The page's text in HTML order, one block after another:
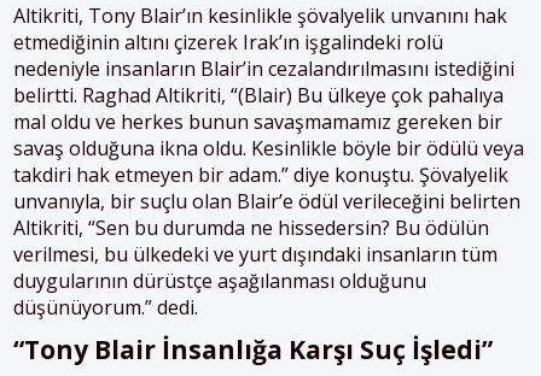
Altikriti, Tony Blair’ın kesinlikle şövalyelik unvanını hak
etmediğinin altını çizerek Irak’ın işgalindeki rolü
nedeniyle insanların Blair’in cezalandırılmasını istediğini
belirtti. Raghad Altikriti, “(Blair) Bu ülkeye çok pahalıya
mal oldu ve herkes bunun savaşmamamız gereken bir
savaş olduğuna ikna oldu. Kesinlikle böyle bir ödülü veya
takdiri hak etmeyen bir adam.” diye konuştu. Şövalyelik
unvanıyla, bir suçlu olan Blair’e ödül verileceğini belirten
Altikriti, “Sen bu durumda ne hissedersin? Bu ödülün
verilmesi, bu ülkedeki ve yurt dışındaki insanların tüm
duygularının dürüstçe aşağılanması olduğunu
düşünüyorum.” dedi.
“Tony Blair İnsanlığa Karşı Suç İşledi”